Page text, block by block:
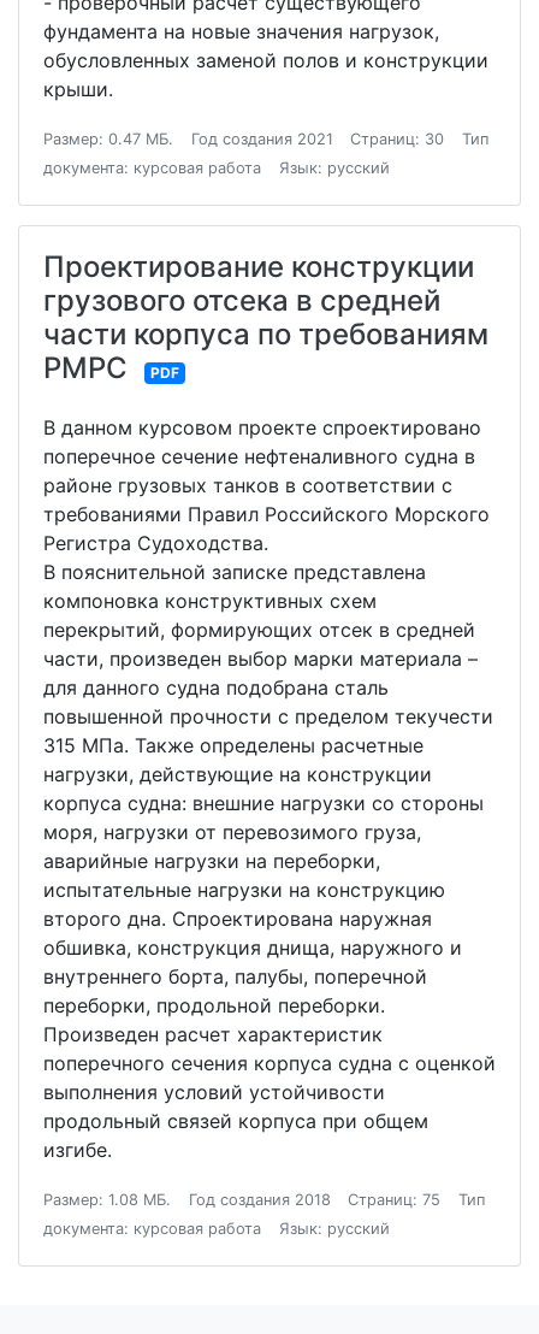
фундамента на новые значения нагрузок,
обусловленных заменой полов и конструкции
крыши.
Размер: 0.47 МБ. Год создания 2021 Страниц: 30
Тип
документа: курсовая работа
Язык: русский
Проектирование конструкции
грузового отсека в средней
части корпуса по требованиям
РМРС
PDF
В данном курсовом проекте спроектировано
поперечное сечение нефтеналивного судна в
районе грузовых танков в соответствии с
требованиями Правил Российского Морского
Регистра Судоходства.
В пояснительной записке представлена
компоновка конструктивных схем
перекрытий, формирующих отсек в средней
части, произведен выбор марки материала –
для данного судна подобрана сталь
повышенной прочности с пределом текучести
315 МПа. Также определены расчетные
нагрузки, действующие на конструкции
корпуса судна: внешние нагрузки со стороны
моря, нагрузки от перевозимого груза,
аварийные нагрузки на переборки,
испытательные нагрузки на конструкцию
второго дна. Спроектирована наружная
обшивка, конструкция днища, наружного и
внутреннего борта, палубы, поперечной
переборки, продольной переборки.
Произведен расчет характеристик
поперечного сечения корпуса судна с оценкой
выполнения условий устойчивости
продольный связей корпуса при общем
изгибе.
Размер: 1.08 МБ. Год создания 2018 Страниц: 75
Тип
документа: курсовая работа
Язык: русский